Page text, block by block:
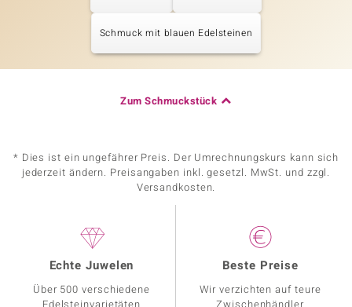
Schmuck mit blauen Edelsteinen
Zum Schmuckstück
* Dies ist ein ungefährer Preis. Der Umrechnungskurs kann sich
jederzeit ändern. Preisangaben inkl. gesetzl. MwSt. und zzgl.
Versandkosten.
Echte Juwelen
Über 500 verschiedene
Beste Preise
Wir verzichten auf teure